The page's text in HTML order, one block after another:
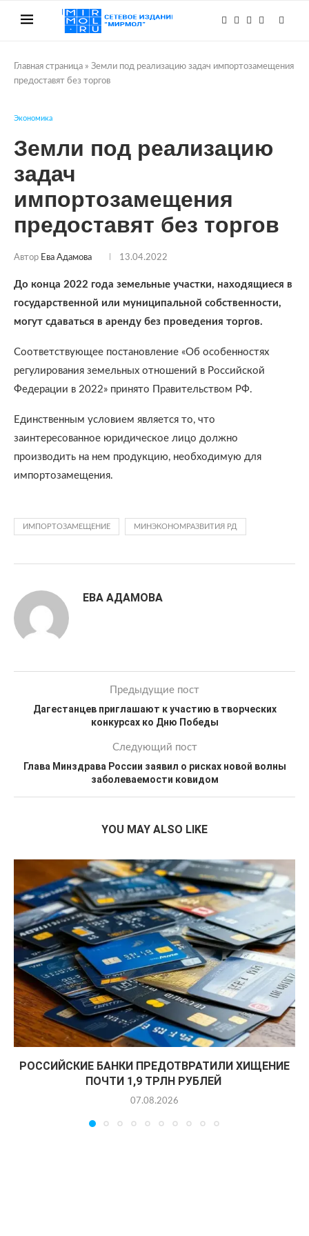
Главная страница » Земли под реализацию задач импортозамещения
предоставят без торгов
Экономика
Земли под реализацию
задач
импортозамещения
предоставят без торгов
Автор Ева Адамова 13.04.2022
До конца 2022 года земельные участки, находящиеся в
государственной или муниципальной собственности,
могут сдаваться в аренду без проведения торгов.
Соответствующее постановление «Об особенностях
регулирования земельных отношений в Российской
Федерации в 2022» принято Правительством РФ.
Единственным условием является то, что
заинтересованное юридическое лицо должно
производить на нем продукцию, необходимую для
импортозамещения.
ИМПОРТОЗАМЕЩЕНИЕ МИНЭКОНОМРАЗВИТИЯ РД
ЕВА АДАМОВА
Предыдущие пост
Дагестанцев приглашают к участию в творческих
конкурсах ко Дню Победы
Следующий пост
Глава Минздрава России заявил о рисках новой волны
заболеваемости ковидом
YOU MAY ALSO LIKE
РОССИЙСКИЕ БАНКИ ПРЕДОТВРАТИЛИ ХИЩЕНИЕ
ПОЧТИ 1,9 ТРЛН РУБЛЕЙ
07.08.2026